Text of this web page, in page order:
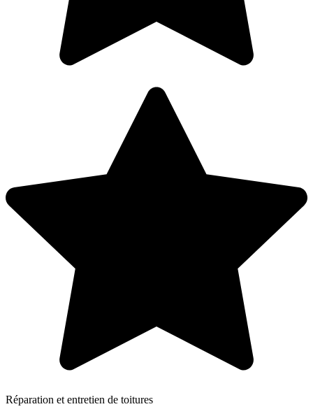
Réparation et entretien de toitures